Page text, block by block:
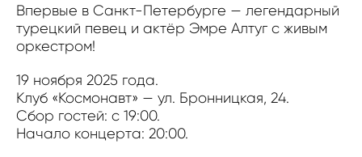
Впервые в Санкт-Петербурге — легендарный
турецкий певец и актёр Эмре Алтуг с живым
оркестром!
19 ноября 2025 года.
Клуб «Космонавт» — ул. Бронницкая, 24.
Сбор гостей: с 19:00.
Начало концерта: 20:00.